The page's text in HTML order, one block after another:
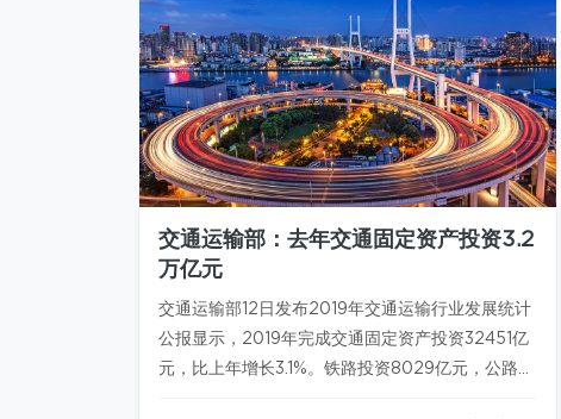
交通运输部：去年交通固定资产投资3.2
万亿元
交通运输部12日发布2019年交通运输行业发展统计
公报显示，2019年完成交通固定资产投资32451亿
元，比上年增长3.1%。铁路投资8029亿元，公路建